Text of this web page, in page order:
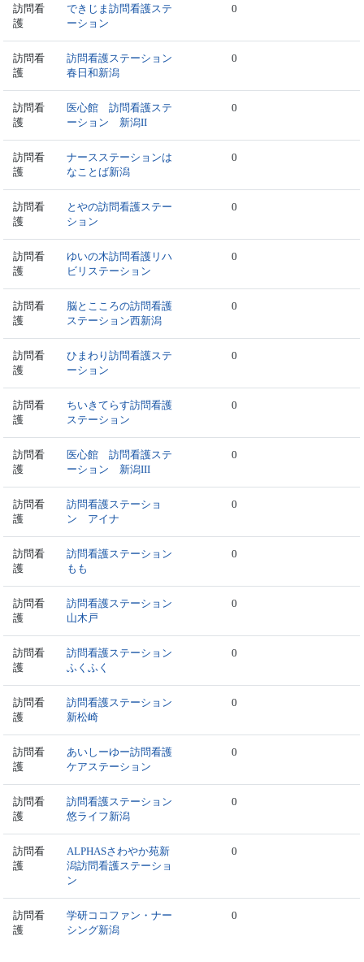
訪問看
護
できじま訪問看護ステ
ーション
0
訪問看
護
訪問看護ステーション
春日和新潟
0
訪問看
護
医心館 訪問看護ステ
ーション 新潟II
0
訪問看
護
ナースステーションは
なことば新潟
0
訪問看
護
とやの訪問看護ステー
ション
0
訪問看
護
ゆいの木訪問看護リハ
ビリステーション
0
訪問看
護
脳とこころの訪問看護
ステーション西新潟
0
訪問看
護
ひまわり訪問看護ステ
ーション
0
訪問看
護
ちいきてらす訪問看護
ステーション
0
訪問看
護
医心館 訪問看護ステ
ーション 新潟III
0
訪問看
護
訪問看護ステーショ
ン アイナ
0
訪問看
護
訪問看護ステーション
もも
0
訪問看
護
訪問看護ステーション
山木戸
0
訪問看
護
訪問看護ステーション
ふくふく
0
訪問看
護
訪問看護ステーション
新松崎
0
訪問看
護
あいしーゆー訪問看護
ケアステーション
0
訪問看
護
訪問看護ステーション
悠ライフ新潟
0
訪問看
護
ALPHASさわやか苑新
潟訪問看護ステーショ
ン
0
訪問看
護
学研ココファン・ナー
シング新潟
0